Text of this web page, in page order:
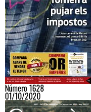
Número 1628
01/10/2020